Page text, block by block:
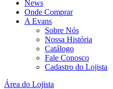
News
Onde Comprar
A Evans
Sobre Nós
Nossa História
Catálogo
Fale Conosco
Cadastro do Lojista
Área do Lojista